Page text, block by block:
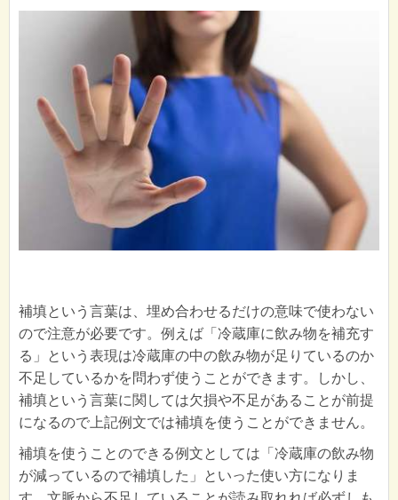
補填という言葉は、埋め合わせるだけの意味で使わない
ので注意が必要です。例えば「冷蔵庫に飲み物を補充す
る」という表現は冷蔵庫の中の飲み物が足りているのか
不足しているかを問わず使うことができます。しかし、
補填という言葉に関しては欠損や不足があることが前提
になるので上記例文では補填を使うことができません。
補填を使うことのできる例文としては「冷蔵庫の飲み物
が減っているので補填した」といった使い方になりま